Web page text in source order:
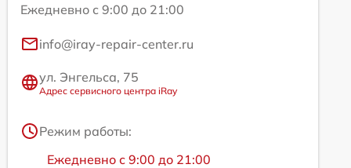
Ежедневно с 9:00 до 21:00
info@iray-repair-center.ru
ул. Энгельса, 75
Адрес сервисного центра iRay
Режим работы:
Ежедневно с 9:00 до 21:00